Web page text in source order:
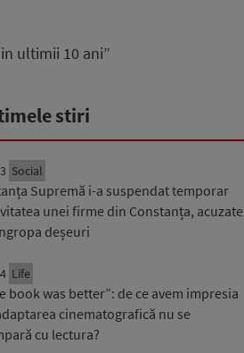
ultimii 10 ani”
stiri
Social
Supremă i-a suspendat temporar
unei firme din Constanța, acuzate
deșeuri
Life
book was better”: de ce avem impresia
cinematografică nu se
cu lectura?